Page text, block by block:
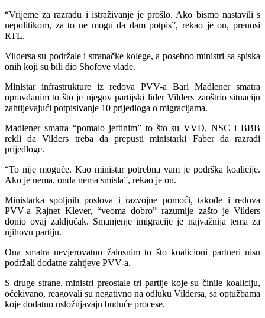
“Vrijeme za razradu i istraživanje je prošlo. Ako bismo nastavili s
nepolitikom, za to ne mogu da dam potpis”, rekao je on, prenosi
RTL.
Vildersa su podržale i stranačke kolege, a posebno ministri sa spiska
onih koji su bili dio Shofove vlade.
Ministar infrastrukture iz redova PVV-a Bari Madlener smatra
opravdanim to što je njegov partijski lider Vilders zaoštrio situaciju
zahtijevajući potpisivanje 10 prijedloga o migracijama.
Madlener smatra “pomalo jeftinim” to što su VVD, NSC i BBB
rekli da Vilders treba da prepusti ministarki Faber da razradi
prijedloge.
“To nije moguće. Kao ministar potrebna vam je podrška koalicije.
Ako je nema, onda nema smisla”, rekao je on.
Ministarka spoljnih poslova i razvojne pomoći, takođe i redova
PVV-a Rajnet Klever, “veoma dobro” razumije zašto je Vilders
donio ovaj zaključak. Smanjenje imigracije je najvažnija tema za
njihovu partiju.
Ona smatra nevjerovatno žalosnim to što koalicioni partneri nisu
podržali dodatne zahtjeve PVV-a.
S druge strane, ministri preostale tri partije koje su činile koaliciju,
očekivano, reagovali su negativno na odluku Vildersa, sa optužbama
koje dodatno usložnjavaju buduće procese.